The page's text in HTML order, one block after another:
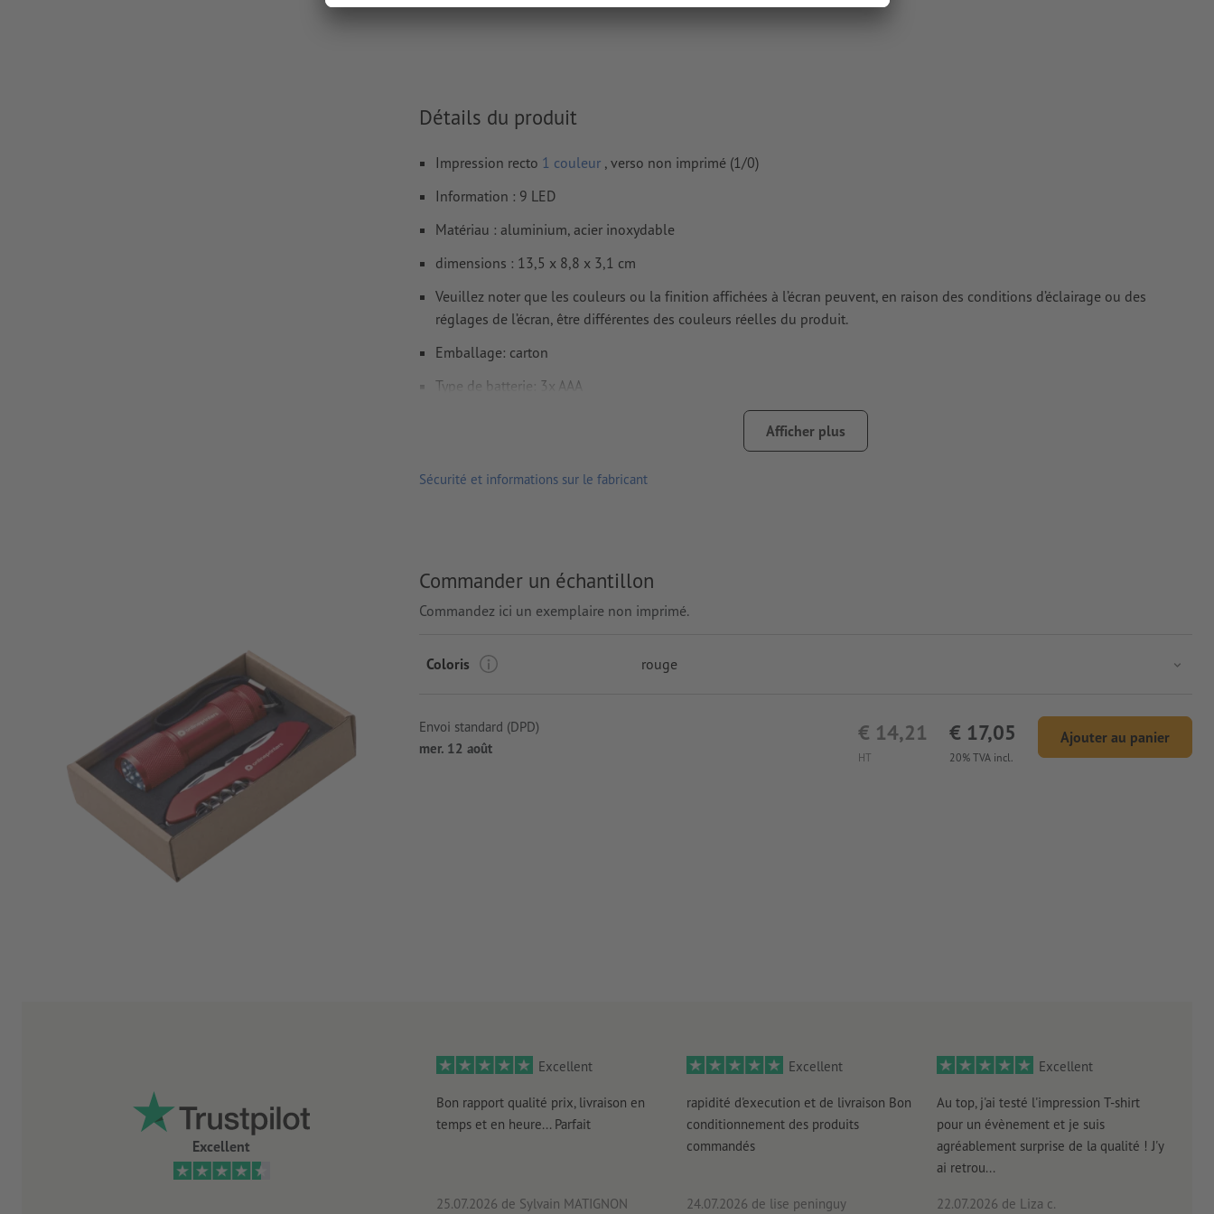
images et modèles JPEG ou TIFF ne conviennent pas
Détails du produit
Impression recto 1 couleur , verso non imprimé (1/0)
Information : 9 LED
Matériau : aluminium, acier inoxydable
dimensions : 13,5 x 8,8 x 3,1 cm
Veuillez noter que les couleurs ou la finition affichées à l’écran peuvent, en raison des conditions d’éclairage ou des
réglages de l’écran, être différentes des couleurs réelles du produit.
Emballage: carton
Type de batterie: 3x AAA
emplacement de la gravure: sur les deux produits en même taille
Afficher plus
Sécurité et informations sur le fabricant
Commander un échantillon
Commandez ici un exemplaire non imprimé.
Coloris rouge
HT
€ 14,21
20% TVA incl.
€ 17,05 Ajouter au panier
Envoi standard (DPD)
mer. 12 août
Excellent
Excellent
Bon rapport qualité prix, livraison en
temps et en heure... Parfait
25.07.2026 de Sylvain MATIGNON
Excellent
rapidité d'execution et de livraison Bon
conditionnement des produits
commandés
24.07.2026 de lise peninguy
Excellent
Au top, j'ai testé l'impression T-shirt
pour un évènement et je suis
agréablement surprise de la qualité ! J'y
ai retrou...
22.07.2026 de Liza c.